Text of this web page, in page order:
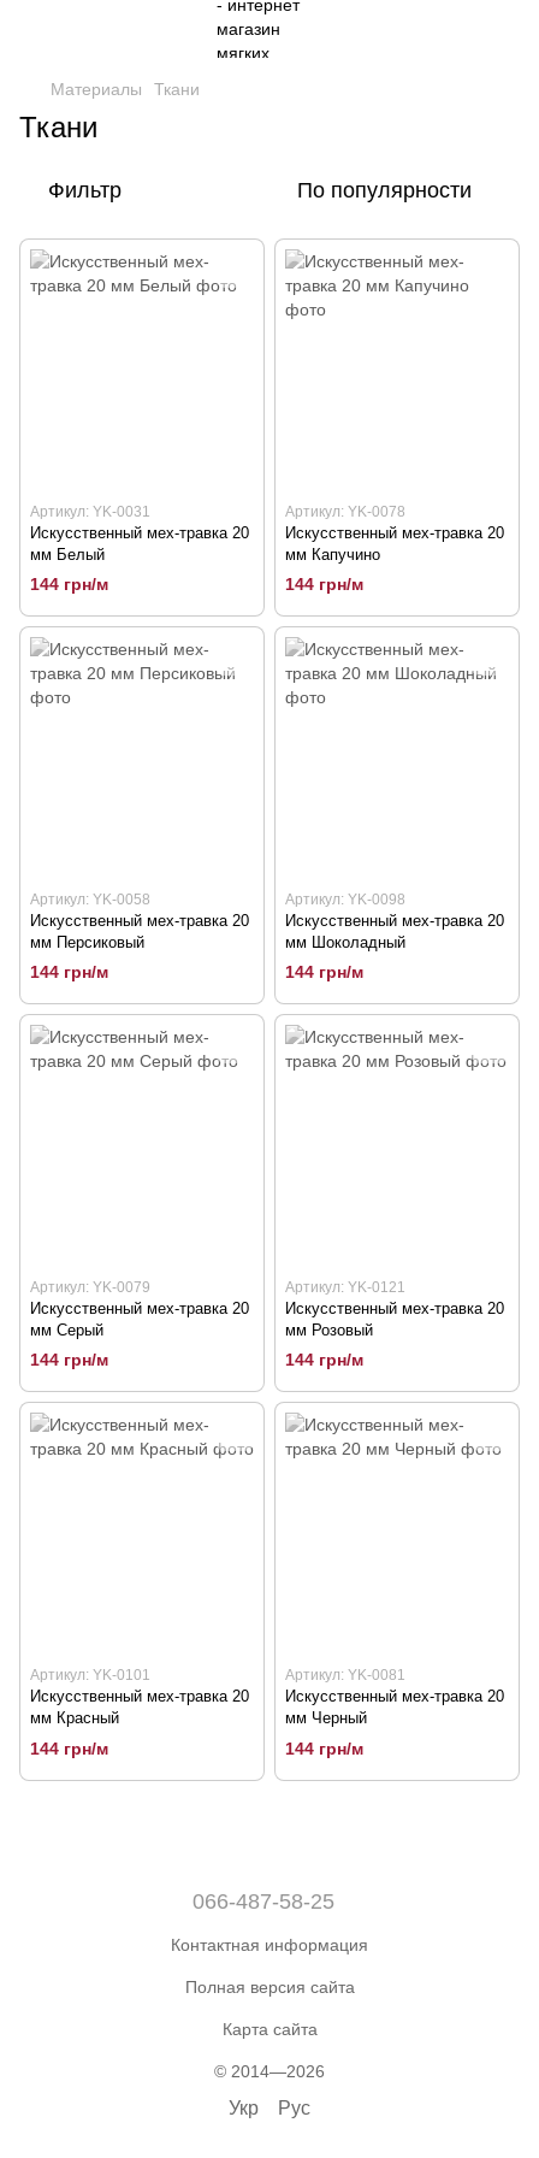
Материалы Ткани
Ткани
Фильтр По популярности
Артикул: YK-0031
Искусственный мех-травка 20
мм Белый
144 грн/м
Артикул: YK-0078
Искусственный мех-травка 20
мм Капучино
144 грн/м
Артикул: YK-0058
Искусственный мех-травка 20
мм Персиковый
144 грн/м
Артикул: YK-0098
Искусственный мех-травка 20
мм Шоколадный
144 грн/м
Артикул: YK-0079
Искусственный мех-травка 20
мм Серый
144 грн/м
Артикул: YK-0121
Искусственный мех-травка 20
мм Розовый
144 грн/м
Артикул: YK-0101
Искусственный мех-травка 20
мм Красный
144 грн/м
Артикул: YK-0081
Искусственный мех-травка 20
мм Черный
144 грн/м
066-487-58-25
Контактная информация
Полная версия сайта
Карта сайта
© 2014—2026
Укр Рус